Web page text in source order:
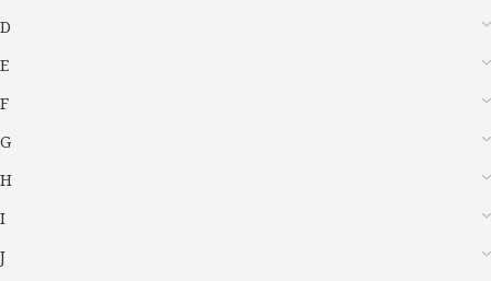
D
E
F
G
H
I
J